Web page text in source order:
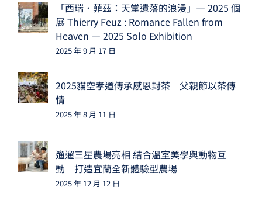
「西瑞．菲茲：天堂遺落的浪漫」— 2025 個
展 Thierry Feuz : Romance Fallen from
Heaven — 2025 Solo Exhibition
2025 年 9 月 17 日
2025貓空孝道傳承感恩封茶 父親節以茶傳
情
2025 年 8 月 11 日
遛遛三星農場亮相 結合溫室美學與動物互
動 打造宜蘭全新體驗型農場
2025 年 12 月 12 日